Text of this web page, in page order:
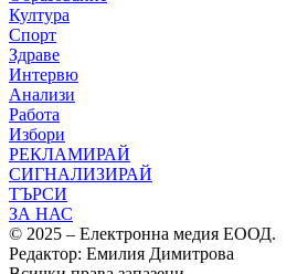
Култура
Спорт
Здраве
Интервю
Анализи
Работа
Избори
РЕКЛАМИРАЙ
СИГНАЛИЗИРАЙ
ТЪРСИ
ЗА НАС
© 2025 – Електронна медия ЕООД.
Редактор: Емилия Димитрова